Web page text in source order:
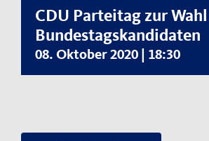
Neuigkeiten
Der Bormann-Bulli
CDU Parteitag zur Wahl
Bundestagskandidaten
08. Oktober 2020 | 18:30